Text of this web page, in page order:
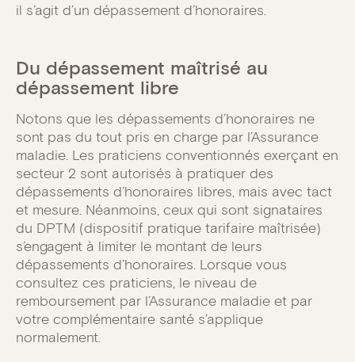
il s’agit d’un dépassement d’honoraires.
Du dépassement maîtrisé au
dépassement libre
Notons que les dépassements d’honoraires ne
sont pas du tout pris en charge par l’Assurance
maladie. Les praticiens conventionnés exerçant en
secteur 2 sont autorisés à pratiquer des
dépassements d’honoraires libres, mais avec tact
et mesure. Néanmoins, ceux qui sont signataires
du DPTM (dispositif pratique tarifaire maîtrisée)
s’engagent à limiter le montant de leurs
dépassements d’honoraires. Lorsque vous
consultez ces praticiens, le niveau de
remboursement par l’Assurance maladie et par
votre complémentaire santé s’applique
normalement.